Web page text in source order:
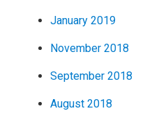
January 2019
November 2018
September 2018
August 2018